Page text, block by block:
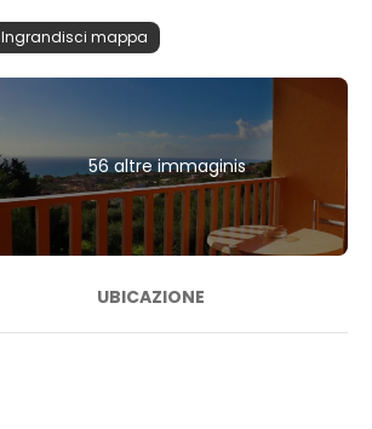
Ingrandisci mappa
56 altre immaginis
UBICAZIONE